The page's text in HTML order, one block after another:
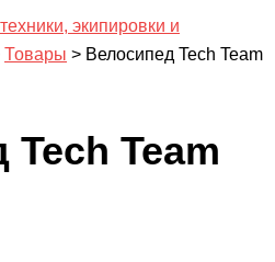
экипировки и
Товары > Велосипед Tech Team
Team